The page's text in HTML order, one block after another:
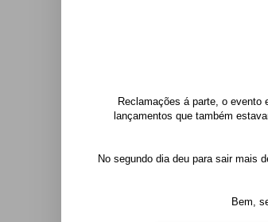
Reclamações á parte, o
lançamentos que também
No segundo dia deu para sair mais
Bem,